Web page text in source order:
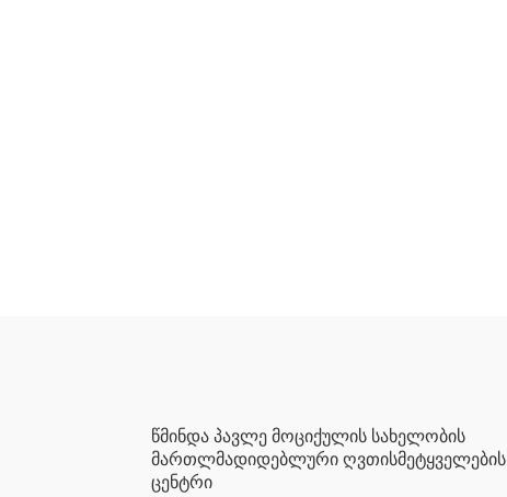
წმინდა პავლე მოციქულის სახელობის
მართლმადიდებლური ღვთისმეტყველების
ცენტრი